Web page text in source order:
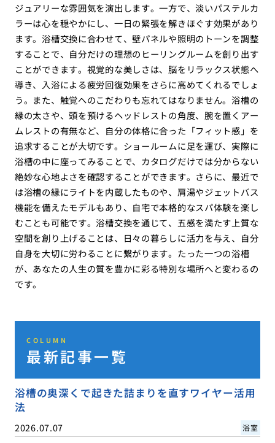
ジュアリーな雰囲気を演出します。一方で、淡いパステルカ
ラーは心を穏やかにし、一日の緊張を解きほぐす効果があり
ます。浴槽交換に合わせて、壁パネルや照明のトーンを調整
することで、自分だけの理想のヒーリングルームを創り出す
ことができます。視覚的な美しさは、脳をリラックス状態へ
導き、入浴による疲労回復効果をさらに高めてくれるでしょ
う。また、触覚へのこだわりも忘れてはなりません。浴槽の
縁の太さや、頭を預けるヘッドレストの角度、腕を置くアー
ムレストの有無など、自分の体格に合った「フィット感」を
追求することが大切です。ショールームに足を運び、実際に
浴槽の中に座ってみることで、カタログだけでは分からない
絶妙な心地よさを確認することができます。さらに、最近で
は浴槽の縁にライトを内蔵したものや、肩湯やジェットバス
機能を備えたモデルもあり、自宅で本格的なスパ体験を楽し
むことも可能です。浴槽交換を通じて、五感を満たす上質な
空間を創り上げることは、日々の暮らしに活力を与え、自分
自身を大切に労わることに繋がります。たった一つの浴槽
が、あなたの人生の質を豊かに彩る特別な場所へと変わるの
です。
COLUMN
最新記事一覧
浴槽の奥深くで起きた詰まりを直すワイヤー活用
法
2026.07.07 浴室